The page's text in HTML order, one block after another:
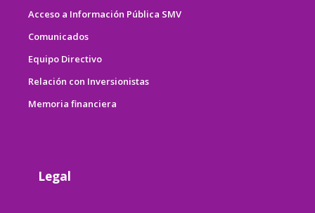
Acceso a Información Pública SMV
Comunicados
Equipo Directivo
Relación con Inversionistas
Memoria financiera
Legal